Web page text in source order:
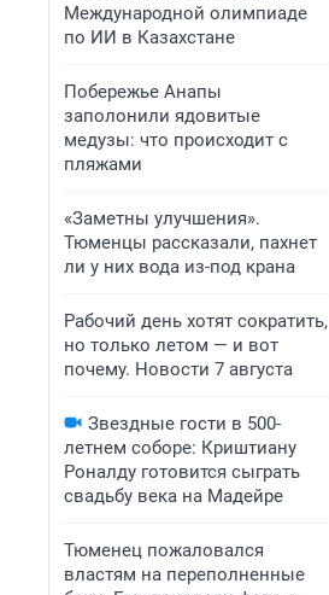
Международной олимпиаде
по ИИ в Казахстане
Побережье Анапы
заполонили ядовитые
медузы: что происходит с
пляжами
«Заметны улучшения».
Тюменцы рассказали, пахнет
ли у них вода из-под крана
Рабочий день хотят сократить,
но только летом — и вот
почему. Новости 7 августа
Звездные гости в 500-
летнем соборе: Криштиану
Роналду готовится сыграть
свадьбу века на Мадейре
Тюменец пожаловался
властям на переполненные